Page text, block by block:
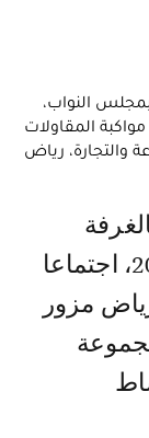
النواب،
المقاولات
والتجارة، رياض
الأولى، يوم الاثنين 21 مارس 2022، اجتماعا
مزور